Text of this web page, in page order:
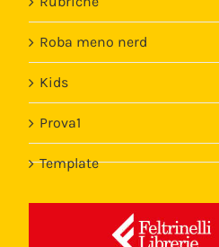
Roba meno nerd
Kids
Prova1
Template